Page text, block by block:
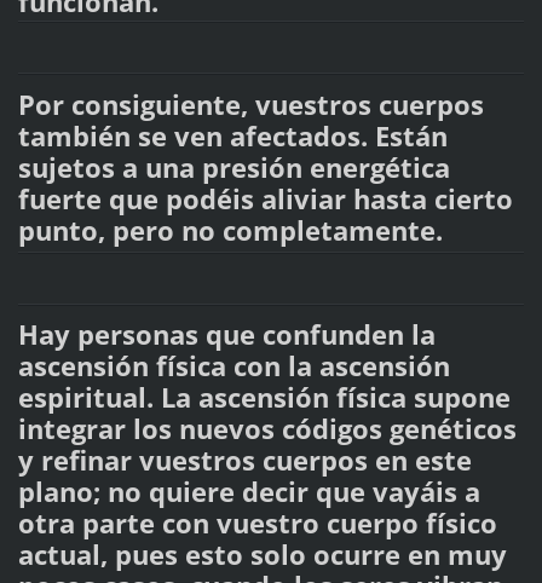
Por consiguiente, vuestros cuerpos
también se ven afectados. Están
sujetos a una presión energética
fuerte que podéis aliviar hasta cierto
punto, pero no completamente.
Hay personas que confunden la
ascensión física con la ascensión
espiritual. La ascensión física supone
integrar los nuevos códigos genéticos
y refinar vuestros cuerpos en este
plano; no quiere decir que vayáis a
otra parte con vuestro cuerpo físico
actual, pues esto solo ocurre en muy